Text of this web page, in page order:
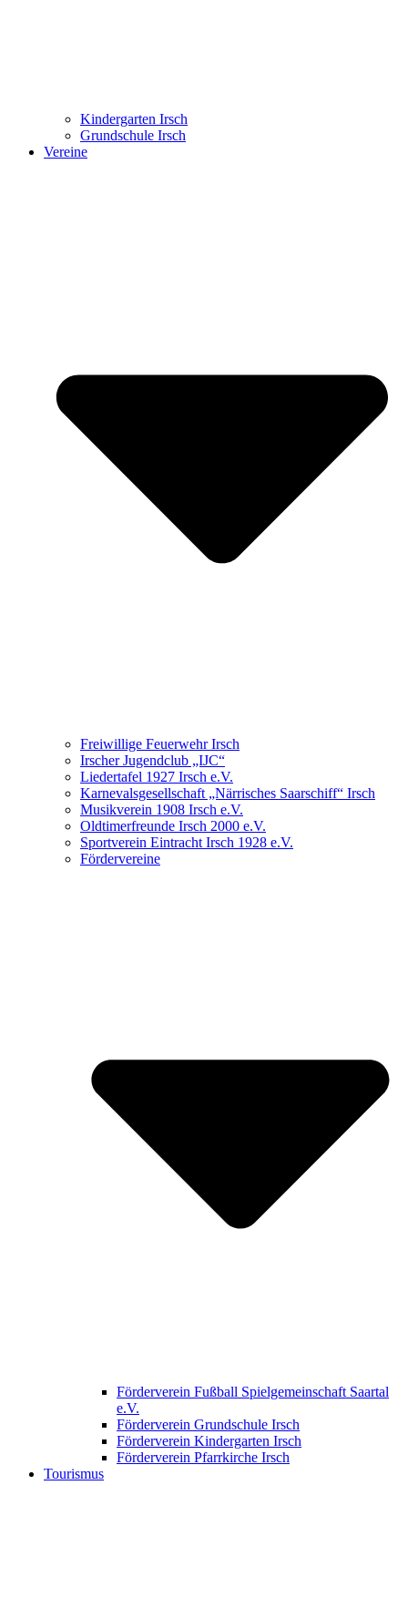
Kindergarten Irsch
Grundschule Irsch
Vereine
Freiwillige Feuerwehr Irsch
Irscher Jugendclub „IJC“
Liedertafel 1927 Irsch e.V.
Karnevalsgesellschaft „Närrisches Saarschiff“ Irsch
Musikverein 1908 Irsch e.V.
Oldtimerfreunde Irsch 2000 e.V.
Sportverein Eintracht Irsch 1928 e.V.
Fördervereine
Förderverein Fußball Spielgemeinschaft Saartal
e.V.
Förderverein Grundschule Irsch
Förderverein Kindergarten Irsch
Förderverein Pfarrkirche Irsch
Tourismus